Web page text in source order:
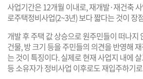
사업기간은 12개월 이내로, 재개발·재건축
로주택정비사업(2~3년) 보다 짧다는 것이 장
개발 후 주택 값 상승으로 원주민들이 떠나지
건물, 방 크기 등을 주민들의 의견을 반영해
는 것이 특징이다. 실제로 현재 사업지 내에
등 소유자가 정비사업 이후로도 재입주하기